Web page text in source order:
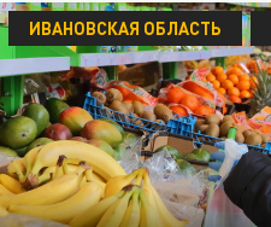
ИВАНОВСКАЯ ОБЛАСТЬ